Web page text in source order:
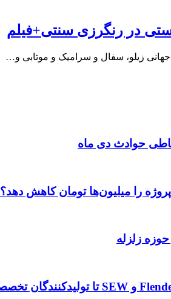
در رنگرزی سنتی+فیلم
زیلو، سفال و سرامیک و موتابی و…
حوادث دی ماه
را میلیون‌ها تومان کاهش دهد؟
حوزه زلزله